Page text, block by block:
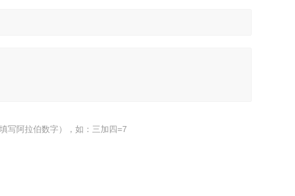
写阿拉伯数字），如：三加四=7